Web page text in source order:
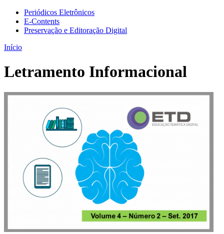
Periódicos Eletrônicos
E-Contents
Preservação e Editoração Digital
Início
Letramento Informacional